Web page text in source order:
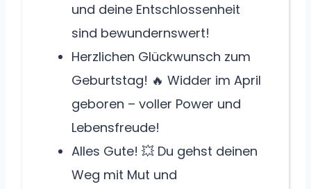
und deine Entschlossenheit
sind bewundernswert!
Herzlichen Glückwunsch zum
Geburtstag! 🔥 Widder im April
geboren – voller Power und
Lebensfreude!
Alles Gute! 💥 Du gehst deinen
Weg mit Mut und